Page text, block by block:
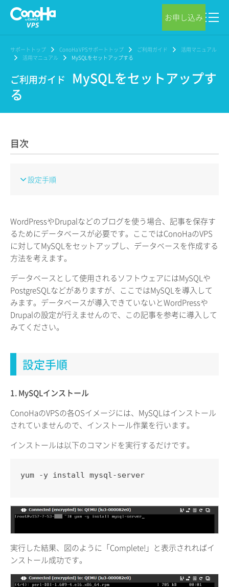
お申し込み
サポートトップ ConoHa VPSサポートトップ ご利用ガイド
活用マニュアル
活用マニュアル
MySQLをセットアップする
ご利用ガイド
MySQLをセットアップす
る
目次
設定手順
WordPressやDrupalなどのブログを使う場合、記事を保存す
るためにデータベースが必要です。ここではConoHaのVPS
に対してMySQLをセットアップし、データベースを作成する
方法を考えます。
データベースとして使用されるソフトウェアにはMySQLや
PostgreSQLなどがありますが、ここではMySQLを導入して
みます。データベースが導入できていないとWordPressや
Drupalの設定が行えませんので、この記事を参考に導入して
みてください。
設定手順
1. MySQLインストール
ConoHaのVPSの各OSイメージには、MySQLはインストール
されていませんので、インストール作業を行います。
インストールは以下のコマンドを実行するだけです。
yum -y install mysql-server
実行した結果、図のように「Complete!」と表示されればイ
ンストール成功です。